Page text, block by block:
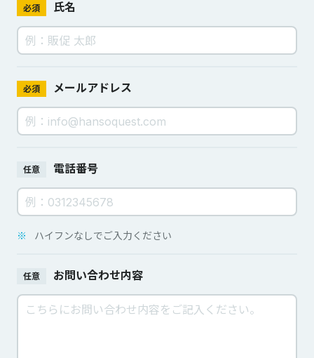
必須 氏名
必須 メールアドレス
任意 電話番号
※ ハイフンなしでご入力ください
任意 お問い合わせ内容